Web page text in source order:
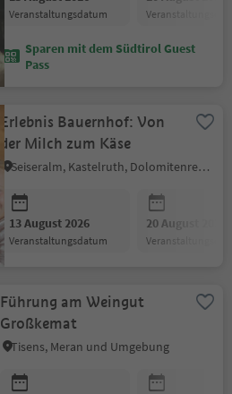
Veranstaltungsdatum
Sparen mit dem Südtirol Guest
Pass
Erlebnis Bauernhof: Von
der Milch zum Käse
Seiseralm, Kastelruth, Dolomitenregion Seiser Alm
13 August 2026
Veranstaltungsdatum
20 August 2026
Führung am Weingut
Großkemat
Tisens, Meran und Umgebung